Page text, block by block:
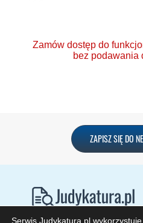
Zamów dostęp do
bez podawania
Ponad
o
Codzienna
ZAPISZ SIĘ DO
Serwis Judykatura.pl